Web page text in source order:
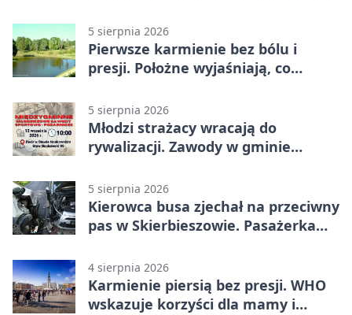
5 sierpnia 2026
Pierwsze karmienie bez bólu i
presji. Położne wyjaśniają, co
5 sierpnia 2026
Młodzi strażacy wracają do
rywalizacji. Zawody w gminie
5 sierpnia 2026
Kierowca busa zjechał na przeciwny
pas w Skierbieszowie. Pasażerka
4 sierpnia 2026
Karmienie piersią bez presji. WHO
wskazuje korzyści dla mamy i